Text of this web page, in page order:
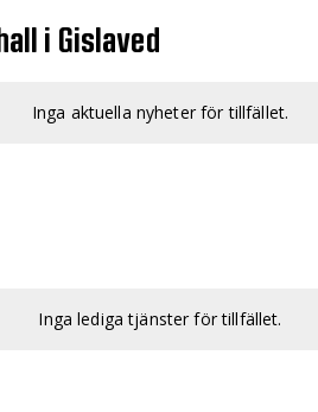
i Gislaved
Inga aktuella nyheter för tillfället.
Inga lediga tjänster för tillfället.